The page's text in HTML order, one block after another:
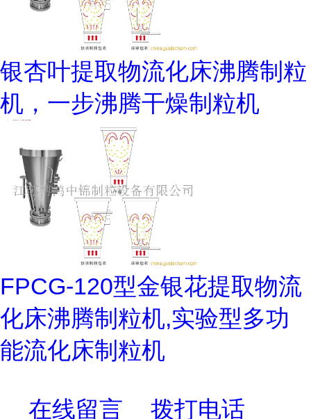
银杏叶提取物流化床沸腾制粒
机，一步沸腾干燥制粒机
FPCG-120型金银花提取物流
化床沸腾制粒机,实验型多功
能流化床制粒机
在线留言 拨打电话